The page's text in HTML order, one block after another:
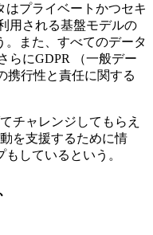
はプライベートかつセキ
用される基盤モデルの
。また、すべてのデータ
らにGDPR （一般デー
携行性と責任に関する
チャレンジしてもらえ
を支援するために情
しているという。